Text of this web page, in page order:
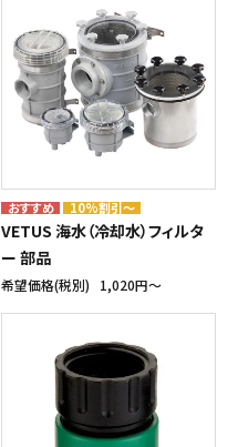
10%割引～
VETUS 海水（冷却水）フィルタ
ー 部品
希望価格(税別) 1,020円〜